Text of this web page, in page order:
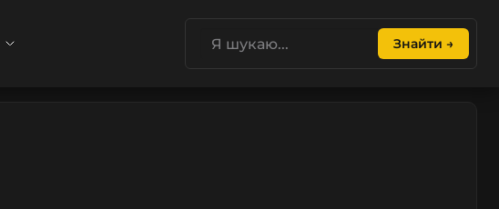
Знайти →